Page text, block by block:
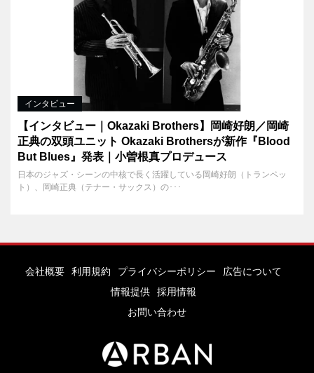
インタビュー
【インタビュー｜Okazaki Brothers】岡崎好朗／岡崎
正典の双頭ユニット Okazaki Brothersが新作『Blood
But Blues』発表｜小曽根真プロデュース
日本のジャズ・シーンの中核で長く活躍している岡崎好朗（トランペッ
ト）、岡崎正典（テナー・サックス）の･･･
会社概要 利用規約 プライバシーポリシー
広告について
情報提供
採用情報
お問い合わせ